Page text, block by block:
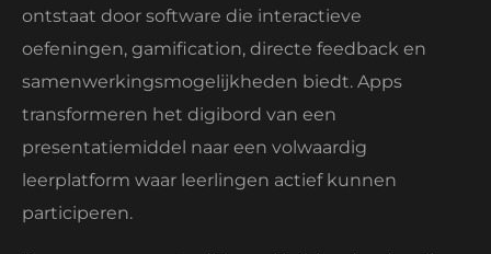
ontstaat door software die interactieve
oefeningen, gamification, directe feedback en
samenwerkingsmogelijkheden biedt. Apps
transformeren het digibord van een
presentatiemiddel naar een volwaardig
leerplatform waar leerlingen actief kunnen
participeren.